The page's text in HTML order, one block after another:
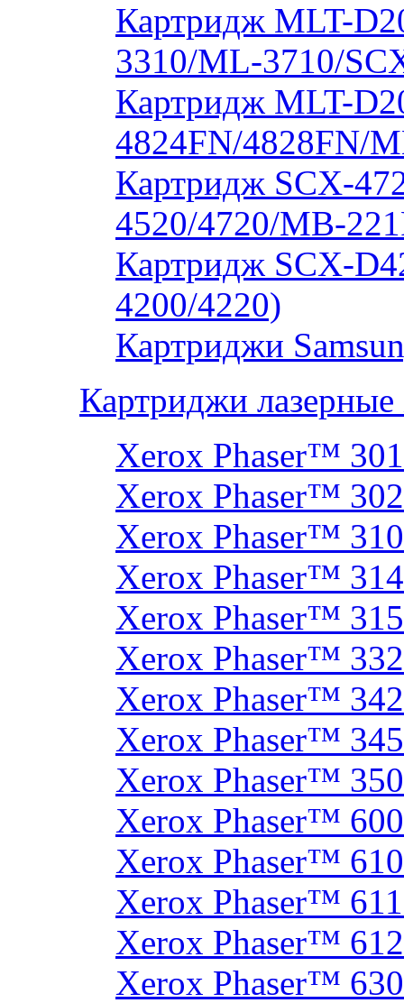
Картридж MLT-
3310/ML-3710/
Картридж MLT-
4824FN/4828FN/
Картридж SCX-
4520/4720/MB-
Картридж SCX-
4200/4220)
Картриджи
Картриджи
Xerox Phaser™
Xerox Phaser™
Xerox Phaser™
Xerox Phaser™
Xerox Phaser™
Xerox Phaser™
Xerox Phaser™
Xerox Phaser™
Xerox Phaser™
Xerox Phaser™
Xerox Phaser™
Xerox Phaser™
Xerox Phaser™
Xerox Phaser™